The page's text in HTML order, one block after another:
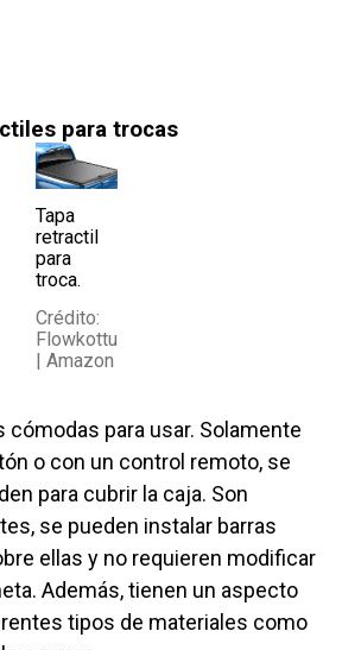
para trocas
Tapa
retractil
para
troca.
Crédito:
Flowkottu
| Amazon
cómodas para usar. Solamente
o con un control remoto, se
para cubrir la caja. Son
se pueden instalar barras
ellas y no requieren modificar
Además, tienen un aspecto
tipos de materiales como